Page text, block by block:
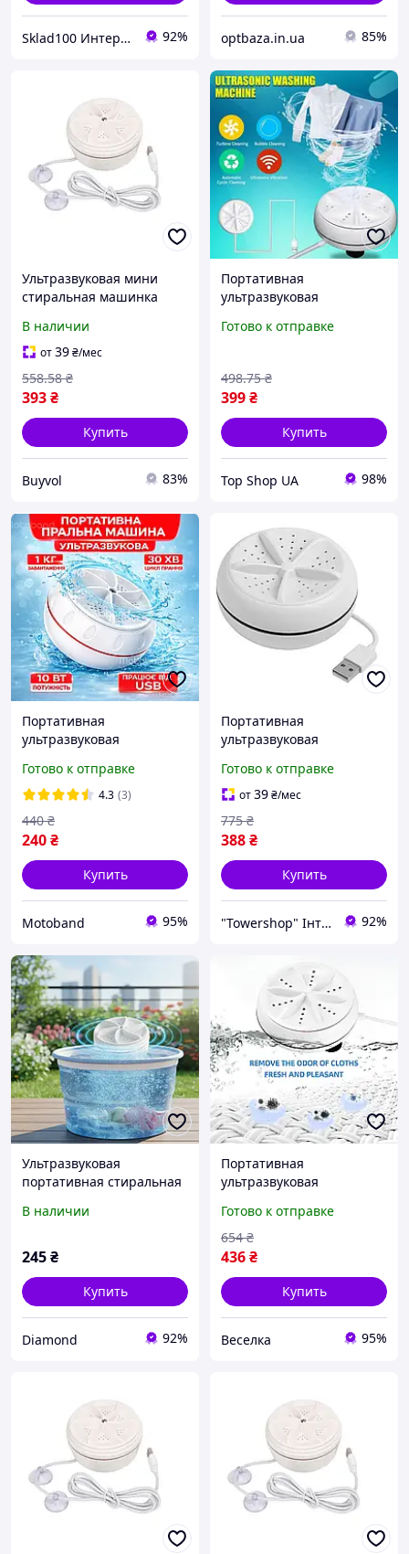
Sklad100 Интернет-магазин доступных товаров для дома и всей семьи. 92% optbaza.in.ua 85%
Ультразвуковая мини
стиральная машинка
стирки 1 кг одежды BUV
В наличии
от39₴/мес
393₴
558.58 ₴
Купить
Buyvol 83%
Портативная
ультразвуковая
мини машинка для
Малогабаритная машина
shop
Готово к отправке
399₴
498.75 ₴
Купить
Top Shop UA 98%
Портативная
ультразвуковая
дорогу для путешествий
мини машинка с Usb у
ведро для стирки одежды
Готово к отправке
4.3 (3)
240₴
440 ₴
Купить
Motoband 95%
Портативная
ультразвуковая
мини машинка для
стирки белья usb,
Малогабаритная машина
Готово к отправке
от39₴/мес
388₴
775 ₴
Купить
"Towershop" Інтернет-магазин 92%
Ультразвуковая
портативная стиральная
машинка для стирки
В наличии
245₴
Купить
Diamond 92%
Портативная
ультразвуковая
путешествий и дома
компактная легкая
эффективная FLAME
Готово к отправке
436₴
654 ₴
Купить
Веселка 95%